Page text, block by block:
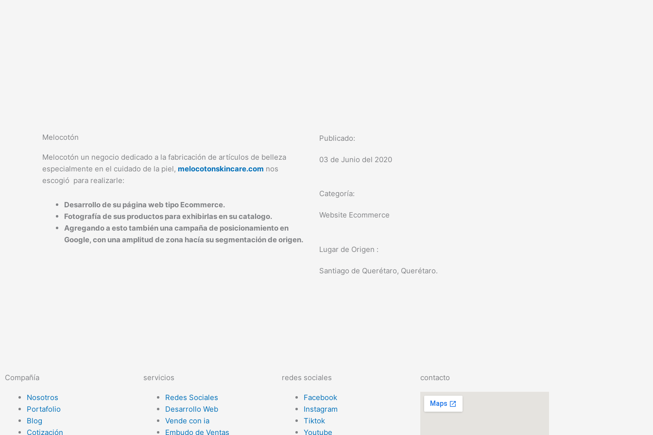
Melocotón
Melocotón un negocio dedicado a la fabricación de artículos de belleza
especialmente en el cuidado de la piel, melocotonskincare.com nos
escogió para realizarle:
Desarrollo de su página web tipo Ecommerce.
Fotografía de sus productos para exhibirlas en su catalogo.
Agregando a esto también una campaña de posicionamiento en
Google, con una amplitud de zona hacía su segmentación de origen.
Publicado:
03 de Junio del 2020
Categoría:
Website Ecommerce
Lugar de Origen :
Santiago de Querétaro, Querétaro.
Compañía
Nosotros
Portafolio
Blog
Cotización
servicios
Redes Sociales
Desarrollo Web
Vende con ia
Embudo de Ventas
redes sociales
Facebook
Instagram
Tiktok
Youtube
contacto